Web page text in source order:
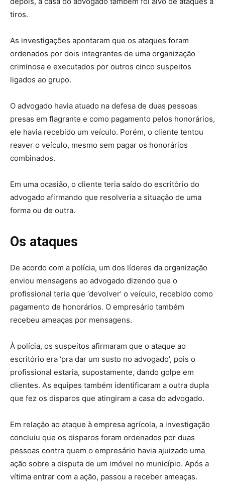
tiros.
As investigações apontaram que os ataques foram
ordenados por dois integrantes de uma organização
criminosa e executados por outros cinco suspeitos
ligados ao grupo.
O advogado havia atuado na defesa de duas pessoas
presas em flagrante e como pagamento pelos honorários,
ele havia recebido um veículo. Porém, o cliente tentou
reaver o veículo, mesmo sem pagar os honorários
combinados.
Em uma ocasião, o cliente teria saído do escritório do
advogado afirmando que resolveria a situação de uma
forma ou de outra.
Os ataques
De acordo com a polícia, um dos líderes da organização
enviou mensagens ao advogado dizendo que o
profissional teria que ‘devolver’ o veículo, recebido como
pagamento de honorários. O empresário também
recebeu ameaças por mensagens.
À polícia, os suspeitos afirmaram que o ataque ao
escritório era ‘pra dar um susto no advogado’, pois o
profissional estaria, supostamente, dando golpe em
clientes. As equipes também identificaram a outra dupla
que fez os disparos que atingiram a casa do advogado.
Em relação ao ataque à empresa agrícola, a investigação
concluiu que os disparos foram ordenados por duas
pessoas contra quem o empresário havia ajuizado uma
ação sobre a disputa de um imóvel no município. Após a
vítima entrar com a ação, passou a receber ameaças.